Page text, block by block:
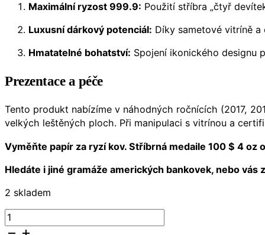
Maximální ryzost 999.9: Použití stříbra „čtyř
Luxusní dárkový potenciál: Díky sametové vitríně
Hmatatelné bohatství: Spojení ikonického designu
Prezentace a péče
Tento produkt nabízíme v náhodných ročnících (2017,
velkých leštěných ploch. Při manipulaci s vitrínou a
Vyměňte papír za ryzí kov. Stříbrná medaile 100 $ 4
Hledáte i jiné gramáže amerických bankovek, nebo vás
2 skladem
Stříbrná
bankovka